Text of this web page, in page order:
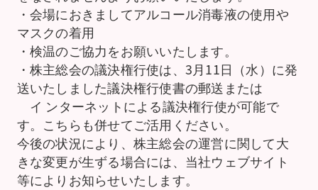
・会場におきましてアルコール消毒液の使用や
マスクの着用
・検温のご協力をお願いいたします。
・株主総会の議決権行使は、3月11日（水）に発
送いたしました議決権行使書の郵送または
イ ンターネットによる議決権行使が可能で
す。こちらも併せてご活用ください。
今後の状況により、株主総会の運営に関して大
きな変更が生ずる場合には、当社ウェブサイト
等によりお知らせいたします。